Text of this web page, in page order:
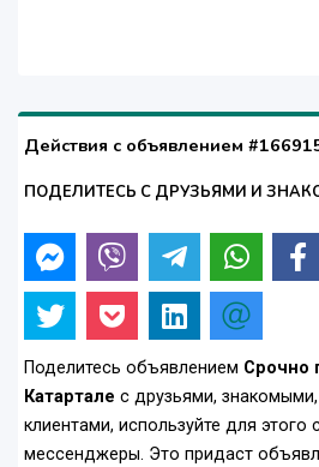
Действия с объявлением
ПОДЕЛИТЕСЬ С ДРУЗЬЯМИ И
Поделитесь объявлением Срочно
Катартале с друзьями,
клиентами, используйте для этого
мессенджеры. Это придаст